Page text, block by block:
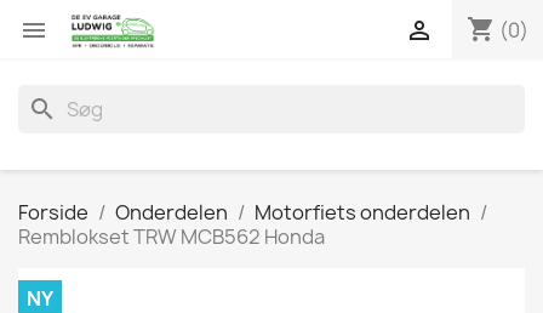
 shopping_cart (0)

search
Forside Onderdelen
Motorfiets onderdelen
Remblokset TRW MCB562 Honda
NY